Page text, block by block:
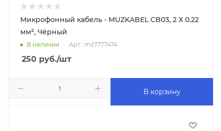
Микрофонный кабель - MUZKABEL CB03, 2 Х 0.22
мм², Чёрный
В наличии Арт.: mz7777474
250 руб./шт
В корзину